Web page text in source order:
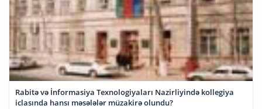
Rabitə və İnformasiya Texnologiyaları Nazirliyində kollegiya
iclasında hansı məsələlər müzakirə olundu?